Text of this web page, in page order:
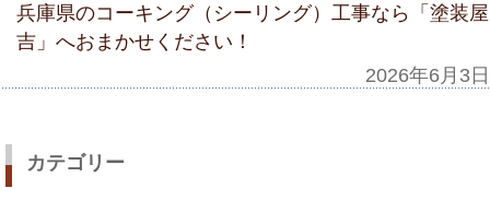
兵庫県のコーキング（シーリング）工事なら「塗装屋
吉」へおまかせください！
2026年6月3日
カテゴリー